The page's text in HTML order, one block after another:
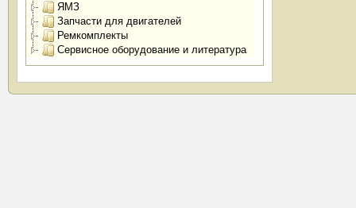
ЯМЗ
Запчасти для двигателей
Ремкомплекты
Сервисное оборудование и литература